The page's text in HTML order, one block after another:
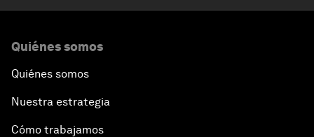
Quiénes somos
Quiénes somos
Nuestra estrategia
Cómo trabajamos